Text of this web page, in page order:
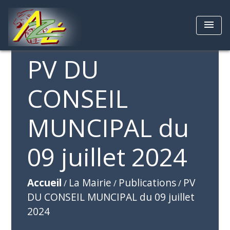
menu
PV DU
CONSEIL
MUNCIPAL du
09 juillet 2024
Accueil / La Mairie / Publications/ PV
DU CONSEIL MUNCIPAL du 09 juillet
2024